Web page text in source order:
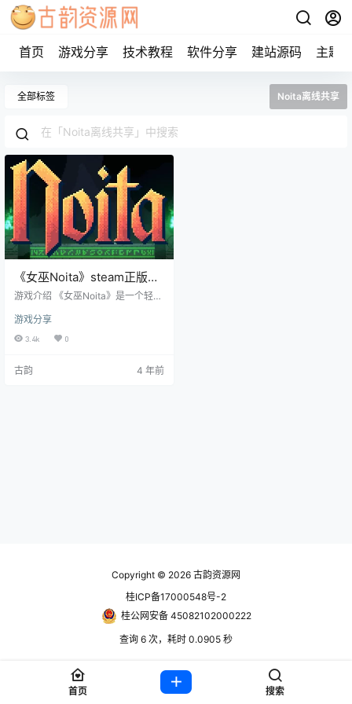
首页 游戏分享 技术教程 软件分享 建站源码 主题
全部标签 Noita离线共享
《女巫Noita》steam正版离
线版共享账号
游戏介绍 《女巫Noita》是一个轻度
《女巫Noita》的世界中，每个像素
都有物理模拟。您可使用您自己创
冻和蒸发，打开自己的前路。或
游戏分享
3.4k 0
古韵 4 年前
Copyright © 2026 古韵资源网
桂ICP备17000548号-2
桂公网安备 45082102000222
查询 6 次，耗时 0.0905 秒
首页 搜索